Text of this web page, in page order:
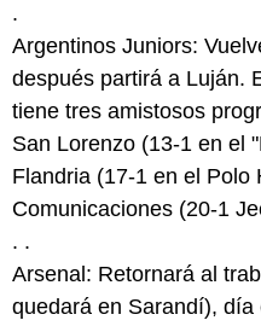
.
Argentinos Juniors:
después partirá a Luján.
tiene tres amistosos
San Lorenzo (13-1 en el
Flandria (17-1 en el Polo
Comunicaciones (20-1
. .
Arsenal: Retornará al
quedará en Sarandí),